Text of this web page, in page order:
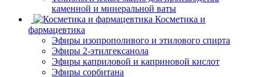
каменной и минеральной ваты
Косметика и
фармацевтика
Эфиры изопрополивого и этилового спирта
Эфиры 2-этилгексанола
Эфиры каприловой и каприновой кислот
Эфиры сорбитана